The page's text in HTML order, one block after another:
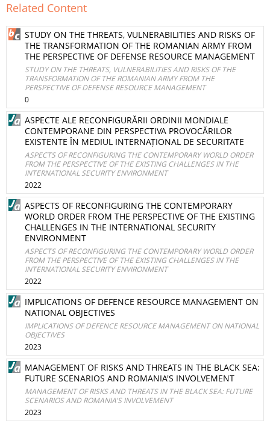
Related Content
STUDY ON THE THREATS, VULNERABILITIES AND RISKS OF
THE TRANSFORMATION OF THE ROMANIAN ARMY FROM
THE PERSPECTIVE OF DEFENSE RESOURCE MANAGEMENT
STUDY ON THE THREATS, VULNERABILITIES AND RISKS OF THE
TRANSFORMATION OF THE ROMANIAN ARMY FROM THE
PERSPECTIVE OF DEFENSE RESOURCE MANAGEMENT
0
ASPECTE ALE RECONFIGURĂRII ORDINII MONDIALE
CONTEMPORANE DIN PERSPECTIVA PROVOCĂRILOR
EXISTENTE ÎN MEDIUL INTERNAȚIONAL DE SECURITATE
ASPECTS OF RECONFIGURING THE CONTEMPORARY WORLD ORDER
FROM THE PERSPECTIVE OF THE EXISTING CHALLENGES IN THE
INTERNATIONAL SECURITY ENVIRONMENT
2022
ASPECTS OF RECONFIGURING THE CONTEMPORARY
WORLD ORDER FROM THE PERSPECTIVE OF THE EXISTING
CHALLENGES IN THE INTERNATIONAL SECURITY
ENVIRONMENT
ASPECTS OF RECONFIGURING THE CONTEMPORARY WORLD ORDER
FROM THE PERSPECTIVE OF THE EXISTING CHALLENGES IN THE
INTERNATIONAL SECURITY ENVIRONMENT
2022
IMPLICATIONS OF DEFENCE RESOURCE MANAGEMENT ON
NATIONAL OBJECTIVES
IMPLICATIONS OF DEFENCE RESOURCE MANAGEMENT ON NATIONAL
OBJECTIVES
2023
MANAGEMENT OF RISKS AND THREATS IN THE BLACK SEA:
FUTURE SCENARIOS AND ROMANIA'S INVOLVEMENT
MANAGEMENT OF RISKS AND THREATS IN THE BLACK SEA: FUTURE
SCENARIOS AND ROMANIA'S INVOLVEMENT
2023